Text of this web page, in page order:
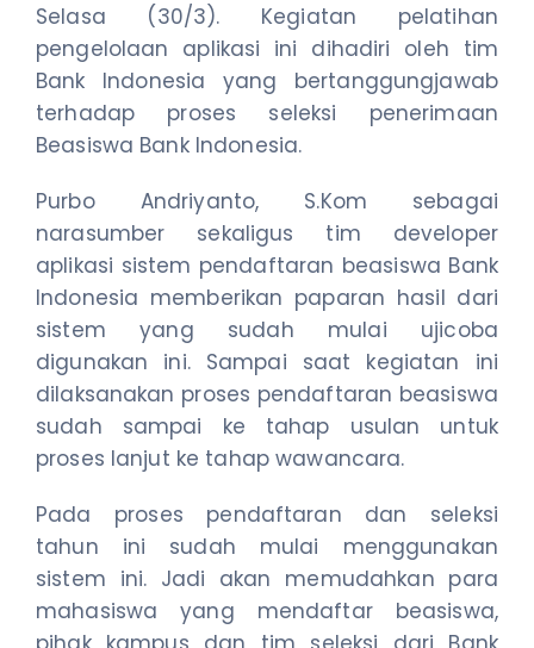
Selasa (30/3). Kegiatan pelatihan
pengelolaan aplikasi ini dihadiri oleh tim
Bank Indonesia yang bertanggungjawab
terhadap proses seleksi penerimaan
Beasiswa Bank Indonesia.
Purbo Andriyanto, S.Kom sebagai
narasumber sekaligus tim developer
aplikasi sistem pendaftaran beasiswa Bank
Indonesia memberikan paparan hasil dari
sistem yang sudah mulai ujicoba
digunakan ini. Sampai saat kegiatan ini
dilaksanakan proses pendaftaran beasiswa
sudah sampai ke tahap usulan untuk
proses lanjut ke tahap wawancara.
Pada proses pendaftaran dan seleksi
tahun ini sudah mulai menggunakan
sistem ini. Jadi akan memudahkan para
mahasiswa yang mendaftar beasiswa,